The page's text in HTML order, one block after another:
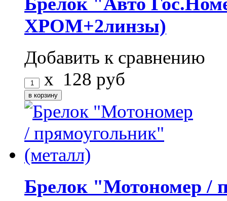
ХРОМ+2линзы)
Добавить к сравнению
x 128 руб
Брелок "Мотономер /